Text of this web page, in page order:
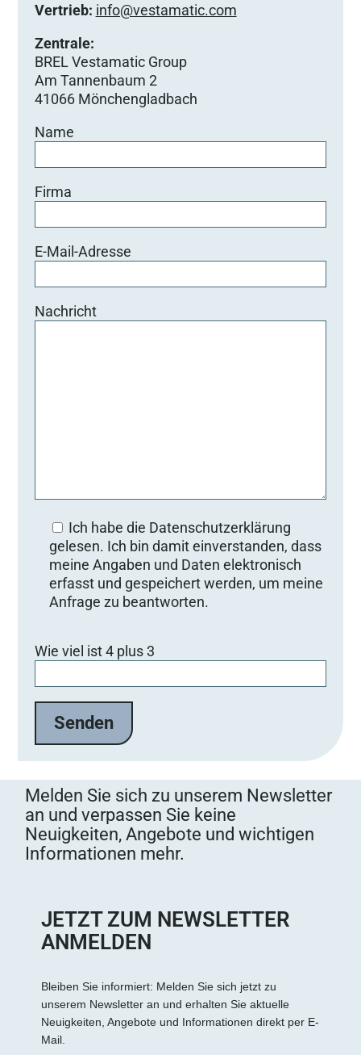
Vertrieb: info@vestamatic.com
Zentrale:
BREL Vestamatic Group
Am Tannenbaum 2
41066 Mönchengladbach
Name
Firma
E-Mail-Adresse
Nachricht
Ich habe die Datenschutzerklärung
gelesen. Ich bin damit einverstanden, dass
meine Angaben und Daten elektronisch
erfasst und gespeichert werden, um meine
Anfrage zu beantworten.
i
t
a
s
s
e
d
i
e
e
d
e
e
Wie viel ist 4 plus 3
Melden Sie sich zu unserem Newsletter
an und verpassen Sie keine
Neuigkeiten, Angebote und wichtigen
Informationen mehr.
JETZT ZUM NEWSLETTER
ANMELDEN
Bleiben Sie informiert: Melden Sie sich jetzt zu
unserem Newsletter an und erhalten Sie aktuelle
Neuigkeiten, Angebote und Informationen direkt per E-
Mail.